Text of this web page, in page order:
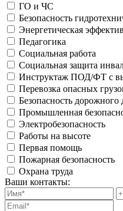
ГО и ЧС
Безопасность
Энергетическая
Педагогика
Социальная работа
Социальная защита
Инструктаж ПОД/ФТ с
Перевозка опасных
Безопасность
Промышленная
Электробезопасность
Работы на высоте
Первая помощь
Пожарная безопасность
Охрана труда
Ваши контакты: